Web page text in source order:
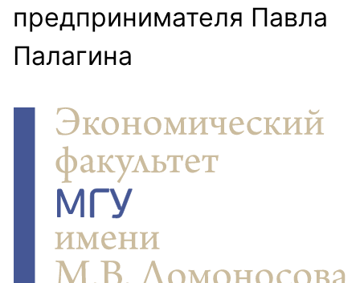
предпринимателя Павла
Палагина